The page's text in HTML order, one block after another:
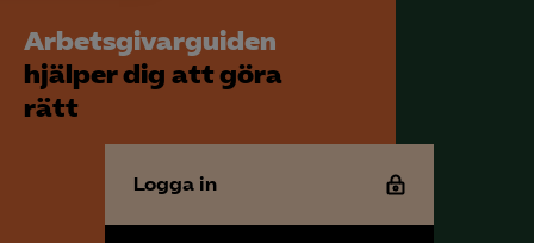
att kunna
Arbetsgivarguiden
hjälper dig att göra
rätt
Logga in